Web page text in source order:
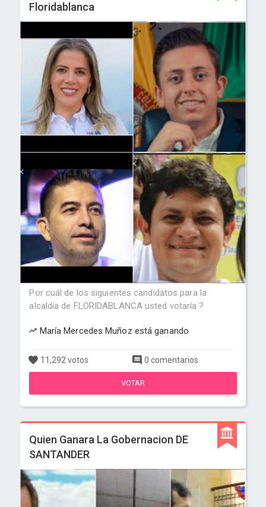
Floridablanca
Por cuál de los siguientes candidatos para la
alcaldía de FLORIDABLANCA usted votaría ?
María Mercedes Muñoz está ganando
11,292 votos 0 comentarios
VOTAR
Quien Ganara La Gobernacion DE
SANTANDER